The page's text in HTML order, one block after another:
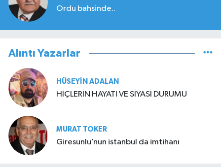
Ordu bahsinde..
Alıntı Yazarlar
HÜSEYIN ADALAN
HİÇLERİN HAYATI VE SİYASİ DURUMU
MURAT TOKER
Giresunlu’nun istanbul da imtihanı